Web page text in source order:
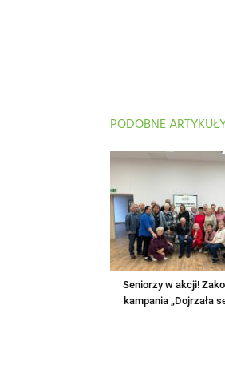
PODOBNE
Seniorzy w akcji!
kampania „Dojrzała